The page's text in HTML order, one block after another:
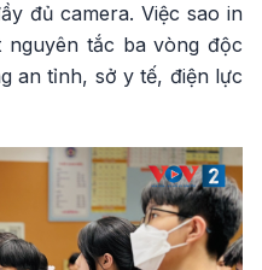
đủ camera. Việc sao in
nguyên tắc ba vòng độc
an tỉnh, sở y tế, điện lực